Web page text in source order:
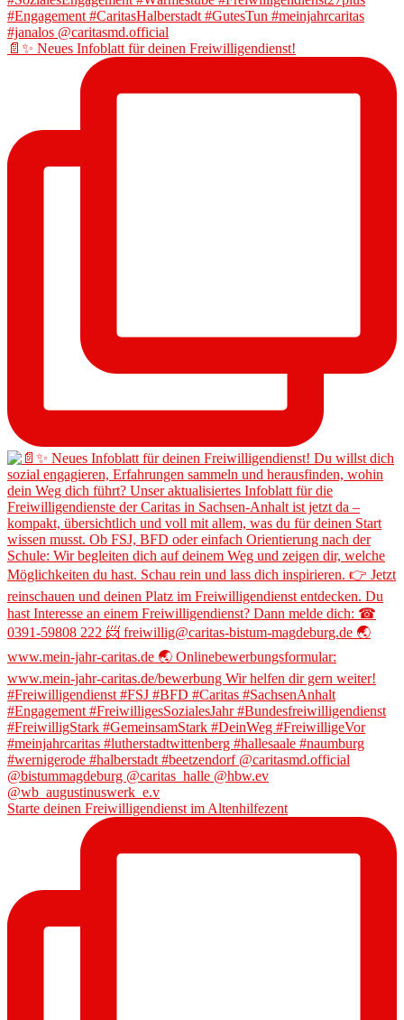
📄✨ Neues Infoblatt für deinen Freiwilligendienst!
Starte deinen Freiwilligendienst im Altenhilfezent